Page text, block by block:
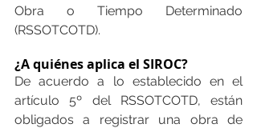
Obra o Tiempo Determinado
(RSSOTCOTD).
¿A quiénes aplica el SIROC?
De acuerdo a lo establecido en el
artículo 5º del RSSOTCOTD, están
obligados a registrar una obra de